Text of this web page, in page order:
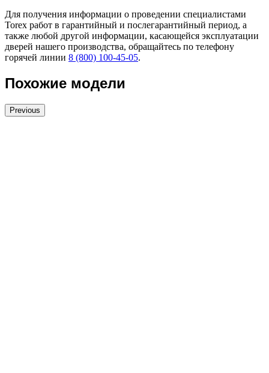
Для получения информации о проведении специалистами
Torex работ в гарантийный и послегарантийный период, а
также любой другой информации, касающейся эксплуатации
дверей нашего производства, обращайтесь по телефону
горячей линии 8 (800) 100-45-05.
Похожие модели
Previous